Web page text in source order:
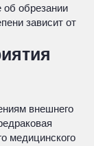
об обрезании
зависит от
внешнего
медицинского